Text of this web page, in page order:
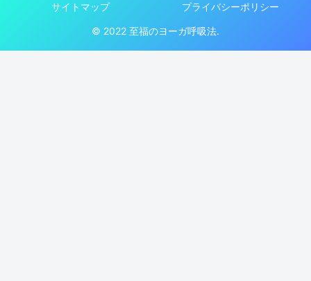
サイトマップ プライバシーポリシー
© 2022 至福のヨーガ呼吸法.